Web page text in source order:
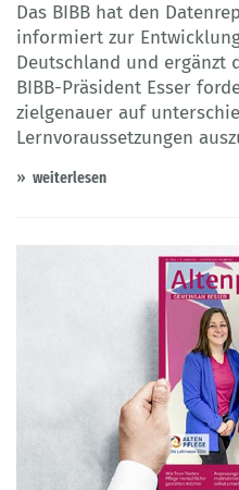
Das BIBB hat den
informiert zur
Deutschland und ergänzt
BIBB-Präsident Esser
zielgenauer auf
Lernvoraussetzungen
weiterlesen